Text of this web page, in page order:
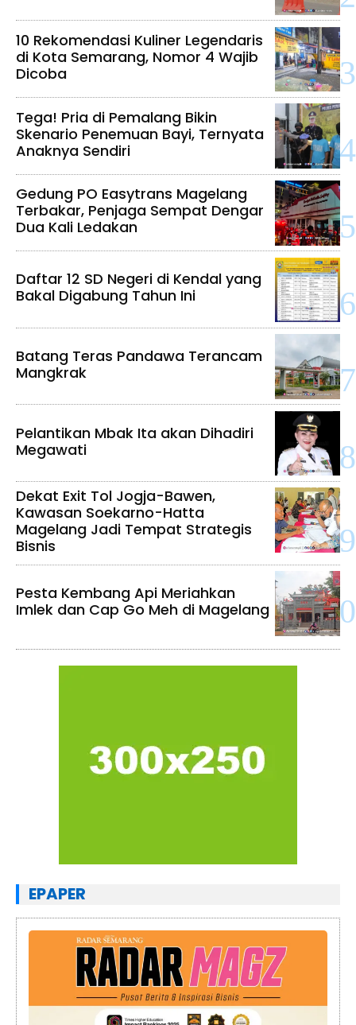
10 Rekomendasi Kuliner Legendaris
di Kota Semarang, Nomor 4 Wajib
Dicoba
Tega! Pria di Pemalang Bikin
Skenario Penemuan Bayi, Ternyata
Anaknya Sendiri
Gedung PO Easytrans Magelang
Terbakar, Penjaga Sempat Dengar
Dua Kali Ledakan
Daftar 12 SD Negeri di Kendal yang
Bakal Digabung Tahun Ini
Batang Teras Pandawa Terancam
Mangkrak
Pelantikan Mbak Ita akan Dihadiri
Megawati
Dekat Exit Tol Jogja-Bawen,
Kawasan Soekarno-Hatta
Magelang Jadi Tempat Strategis
Bisnis
Pesta Kembang Api Meriahkan
Imlek dan Cap Go Meh di Magelang
EPAPER